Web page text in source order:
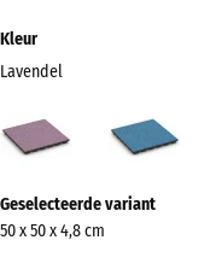
Kleur
Lavendel
(active)
informatie
over
Geselecteerde variant
50 x 50 x 4,8 cm